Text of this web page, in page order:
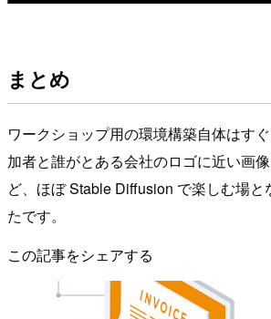
まとめ
ワークショップ用の環境構築自体はす
加者と誰がとある会社のロゴに近い画
ど、ほぼ Stable Diffusion で楽しむ場と
たです。
この記事をシェアする